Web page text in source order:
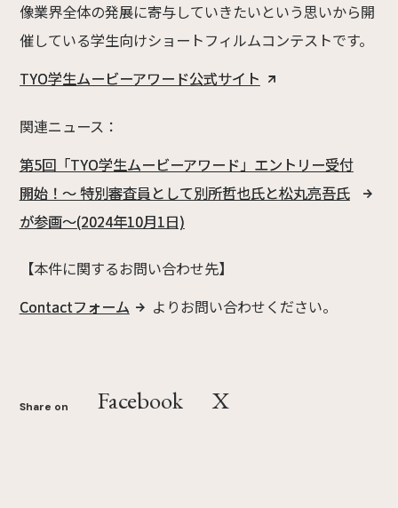
像業界全体の発展に寄与していきたいという思いから開
催している学生向けショートフィルムコンテストです。
TYO学生ムービーアワード公式サイト
関連ニュース：
第5回「TYO学生ムービーアワード」エントリー受付
開始！～ 特別審査員として別所哲也氏と松丸亮吾氏
が参画～(2024年10月1日)
【本件に関するお問い合わせ先】
Contactフォーム
よりお問い合わせください。
Share on Facebook X